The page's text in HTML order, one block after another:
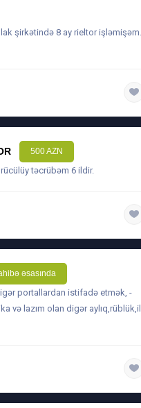
şirkətində 8 ay rieltor
500 AZN
təcrübəm 6 ildir.
əsasında
portallardan istifadə etmək, -
və lazım olan digər